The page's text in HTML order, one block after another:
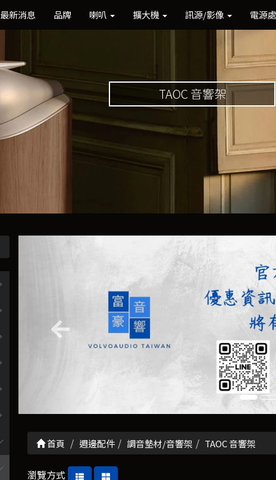
最新消息 品牌 喇叭 擴大機 訊源/影像 電源
TAOC 音響架
首頁 週邊配件 調音墊材/音響架 TAOC 音響架
瀏覽方式